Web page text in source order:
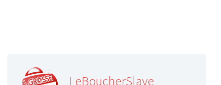
LeBoucherSlave